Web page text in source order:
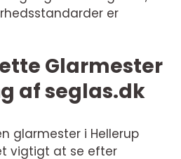
er
Glarmester
af seglas.dk
glarmester i Hellerup
vigtigt at se efter